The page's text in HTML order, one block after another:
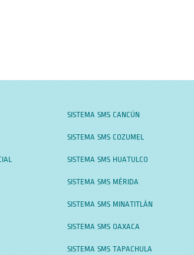
SISTEMA SMS CANCÚN
SISTEMA SMS COZUMEL
SISTEMA SMS HUATULCO
SISTEMA SMS MÉRIDA
SISTEMA SMS MINATITLÁN
SISTEMA SMS OAXACA
SISTEMA SMS TAPACHULA